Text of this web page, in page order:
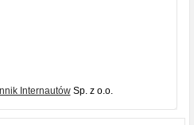
InternautówSp. z o.o.